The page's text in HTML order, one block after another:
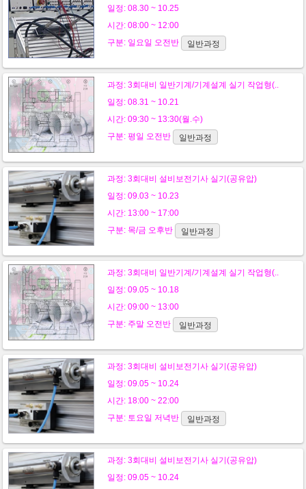
일정: 08.30 ~ 10.25
시간: 08:00 ~ 12:00
구분: 일요일 오전반 일반과정
과정: 3회대비 일반기계/기계설계 실기 작업형(..
일정: 08.31 ~ 10.21
시간: 09:30 ~ 13:30(월.수)
구분: 평일 오전반 일반과정
과정: 3회대비 설비보전기사 실기(공유압)
일정: 09.03 ~ 10.23
시간: 13:00 ~ 17:00
구분: 목/금 오후반 일반과정
과정: 3회대비 일반기계/기계설계 실기 작업형(..
일정: 09.05 ~ 10.18
시간: 09:00 ~ 13:00
구분: 주말 오전반 일반과정
과정: 3회대비 설비보전기사 실기(공유압)
일정: 09.05 ~ 10.24
시간: 18:00 ~ 22:00
구분: 토요일 저녁반 일반과정
과정: 3회대비 설비보전기사 실기(공유압)
일정: 09.05 ~ 10.24